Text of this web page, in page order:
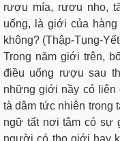
rượu mía, rượu nho,
uống, là giới của
không? (Thập-Tụng-
Trong năm giới trên,
điều uống rượu sau
những giới nầy có liên
tà dâm tức nhiên trong
ngữ tất nơi tâm có sự
người có thọ giới hay